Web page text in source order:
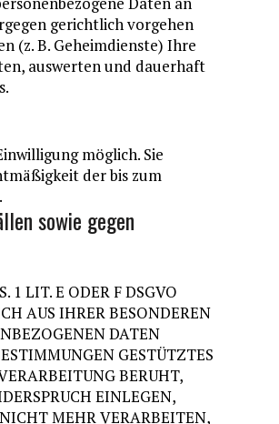
gerichtlich vorgehen
(z. B. Geheimdienste) Ihre
auswerten und dauerhaft
möglich. Sie
der bis zum
sowie gegen
1 LIT. E ODER F DSGVO
AUS IHRER BESONDEREN
DATEN
GESTÜTZTES
BERUHT,
EINLEGEN,
MEHR VERARBEITEN,